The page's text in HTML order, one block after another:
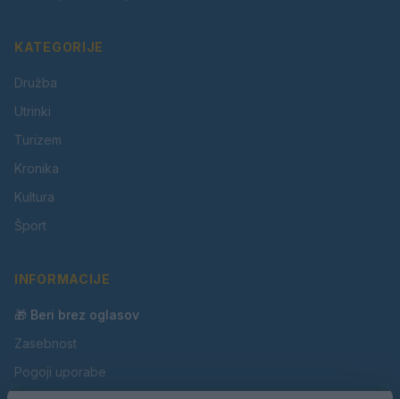
KATEGORIJE
Družba
Utrinki
Turizem
Kronika
Kultura
Šport
INFORMACIJE
🎁 Beri brez oglasov
Zasebnost
Pogoji uporabe